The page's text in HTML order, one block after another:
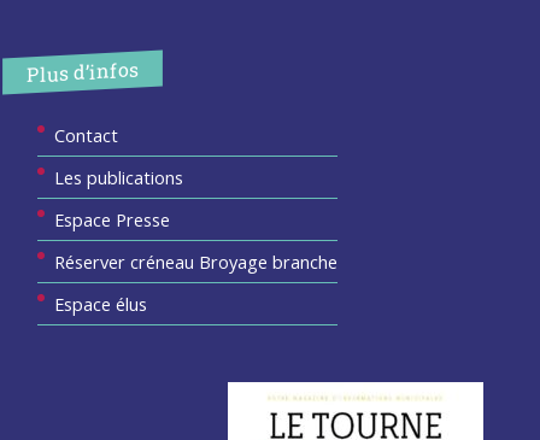
Plus d’infos
Contact
Les publications
Espace Presse
Réserver créneau Broyage branche
Espace élus